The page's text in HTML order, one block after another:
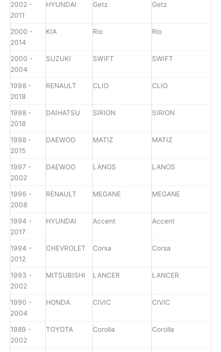
2002 -
2011
HYUNDAI Getz Getz
2000 -
2014
KIA Rio Rio
2000 -
2004
SUZUKI SWIFT SWIFT
1998 -
2018
RENAULT CLIO CLIO
1998 -
2018
DAIHATSU SIRION SIRION
1998 -
2015
DAEWOO MATIZ MATIZ
1997 -
2002
DAEWOO LANOS LANOS
1996 -
2008
RENAULT MEGANE MEGANE
1994 -
2017
HYUNDAI Accent Accent
1994 -
2012
CHEVROLET Corsa Corsa
1993 -
2002
MITSUBISHI LANCER LANCER
1990 -
2004
HONDA CIVIC CIVIC
1989 -
2002
TOYOTA Corolla Corolla